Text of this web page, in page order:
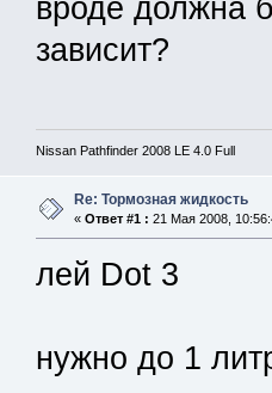
вроде должна
зависит?
Nissan Pathfinder 2008 LE 4.0 Full
Re: Тормозная жидкость
«Ответ #1 : 21 Мая 2008,
лей Dot 3
нужно до 1